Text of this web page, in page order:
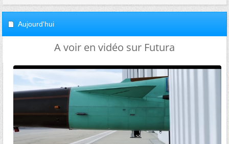
Aujourd'hui
A voir en vidéo sur Futura